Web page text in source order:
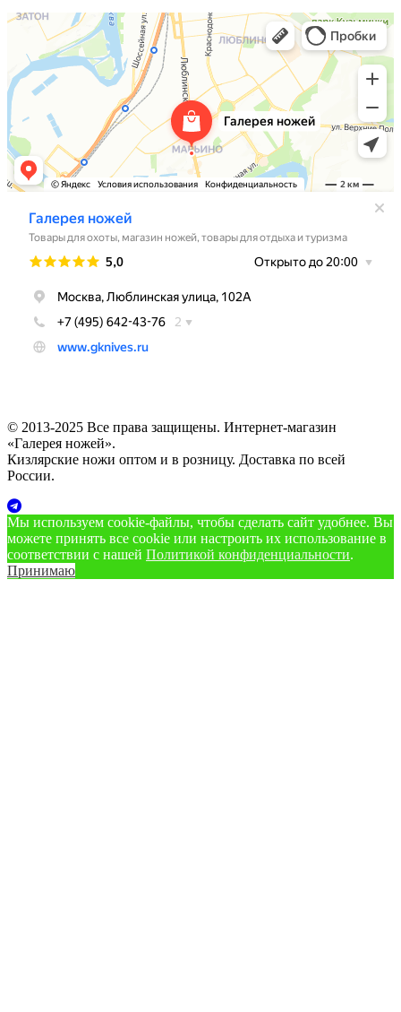
© 2013-2025 Все права защищены. Интернет-магазин
«Галерея ножей».
Кизлярские ножи оптом и в розницу. Доставка по всей
России.
Мы используем cookie‑файлы, чтобы сделать сайт удобнее. Вы
можете принять все cookie или настроить их использование в
соответствии с нашей Политикой конфиденциальности.
Принимаю